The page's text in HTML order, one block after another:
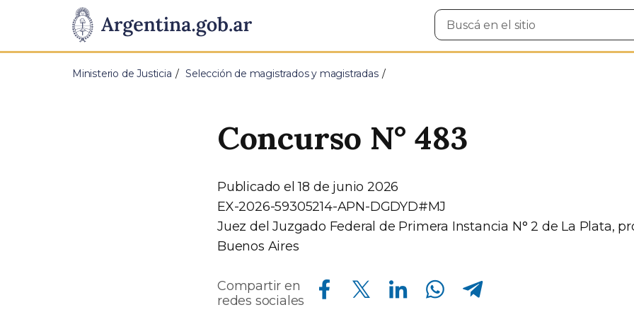
Presidencia
de
Pasar al contenido principal
Buscar
en
Ministerio de Justicia Selección de magistrados y magistradas
Concurso N° 483
Publicado el 18 de junio 2026
EX-2026-59305214-APN-DGDYD#MJ
Juez del Juzgado Federal de Primera Instancia N° 2 de La Plata,
Buenos Aires
Compartir en
redes sociales
Compartir en Facebook Compartir en Twitter Compartir en Linkedin Compartir en Whatsapp Compartir en Telegram